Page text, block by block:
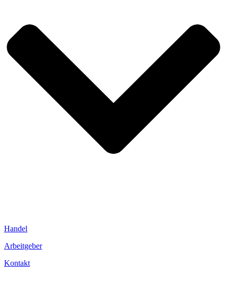
Handel
Arbeitgeber
Kontakt